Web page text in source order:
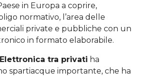
in Europa a coprire,
normativo, l’area delle
private e pubbliche con un
in formato elaborabile.
tra privati ha
spartiacque importante, che ha